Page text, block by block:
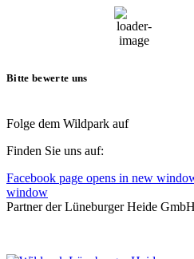
9. August, 2026
17°C
Bitte bewerte uns
Folge dem Wildpark auf
Finden Sie uns auf:
Facebook page opens in new
window
Partner der Lüneburger Heide GmbH